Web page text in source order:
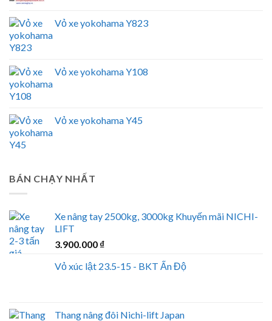
Vỏ xe yokohama Y823
Vỏ xe yokohama Y108
Vỏ xe yokohama Y45
BÁN CHẠY NHẤT
Xe nâng tay 2500kg, 3000kg Khuyến mãi NICHI-
LIFT
3.900.000 ₫
Vỏ xúc lật 23.5-15 - BKT Ấn Độ
Thang nâng đôi Nichi-lift Japan